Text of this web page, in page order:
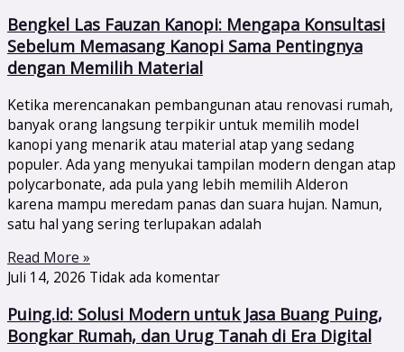
Bengkel Las Fauzan Kanopi: Mengapa Konsultasi
Sebelum Memasang Kanopi Sama Pentingnya
dengan Memilih Material
Ketika merencanakan pembangunan atau renovasi rumah,
banyak orang langsung terpikir untuk memilih model
kanopi yang menarik atau material atap yang sedang
populer. Ada yang menyukai tampilan modern dengan atap
polycarbonate, ada pula yang lebih memilih Alderon
karena mampu meredam panas dan suara hujan. Namun,
satu hal yang sering terlupakan adalah
Read More »
Juli 14, 2026 Tidak ada komentar
Puing.id: Solusi Modern untuk Jasa Buang Puing,
Bongkar Rumah, dan Urug Tanah di Era Digital